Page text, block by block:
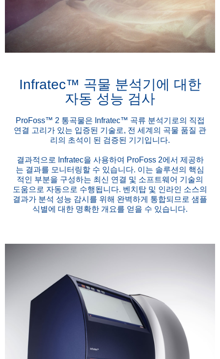
Infratec™ 곡물 분석기에 대한
자동 성능 검사
ProFoss™ 2 통곡물은 Infratec™ 곡류 분석기로의 직접
연결 고리가 있는 입증된 기술로, 전 세계의 곡물 품질 관
리의 초석이 된 검증된 기기입니다.
결과적으로 Infratec을 사용하여 ProFoss 2에서 제공하
는 결과를 모니터링할 수 있습니다. 이는 솔루션의 핵심
적인 부분을 구성하는 최신 연결 및 소프트웨어 기술의
도움으로 자동으로 수행됩니다. 벤치탑 및 인라인 소스의
결과가 분석 성능 감시를 위해 완벽하게 통합되므로 샘플
식별에 대한 명확한 개요를 얻을 수 있습니다.